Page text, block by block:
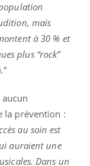
mais
à 30 % et
plus “rock”
”
la prévention :
au soin est
auraient une
Dans un